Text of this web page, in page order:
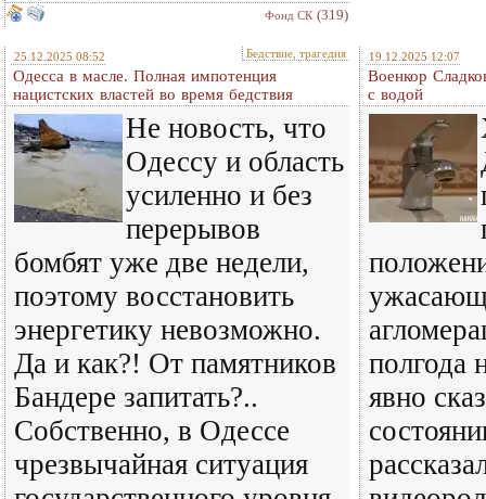
Фонд СК (319)
25.12.2025 08:52 Бедствие, трагедия
Одесса в масле. Полная импотенция
нацистских властей во время бедствия
Не новость, что
Одессу и область
усиленно и без
перерывов
бомбят уже две недели,
поэтому восстановить
энергетику невозможно.
Да и как?! От памятников
Бандере запитать?..
Собственно, в Одессе
чрезвычайная ситуация
19.12.2025 12:07
Военкор
с водой
полгода
явно